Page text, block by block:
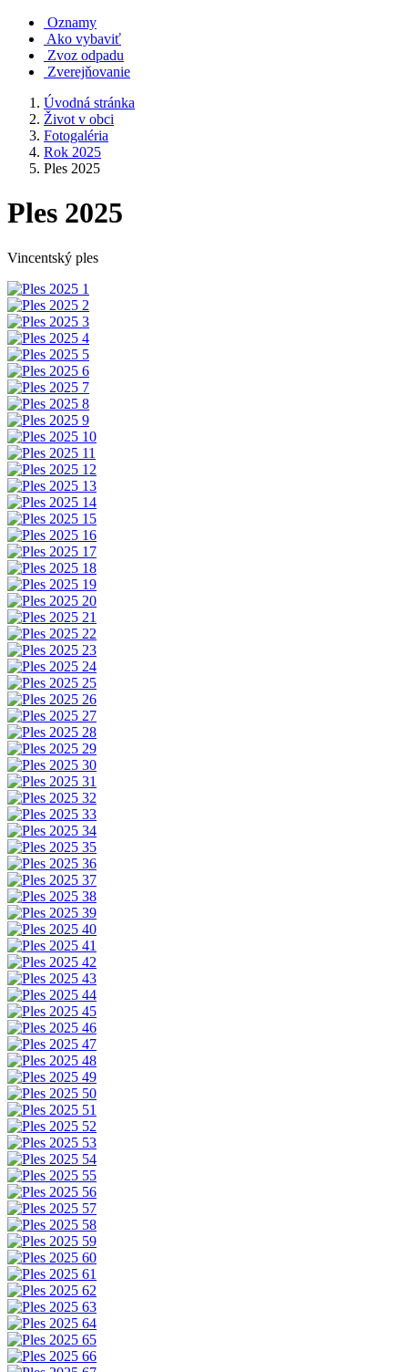
Oznamy
Ako vybaviť
Zvoz odpadu
Zverejňovanie
Úvodná stránka
Život v obci
Fotogaléria
Rok 2025
Ples 2025
Ples 2025
Vincentský ples